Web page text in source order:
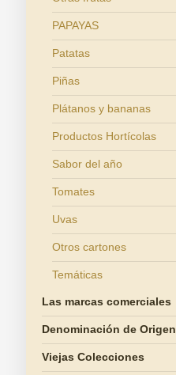
PAPAYAS
Patatas
Piñas
Plátanos y bananas
Productos Hortícolas
Sabor del año
Tomates
Uvas
Otros cartones
Temáticas
Las marcas comerciales
Denominación de Origen
Viejas Colecciones